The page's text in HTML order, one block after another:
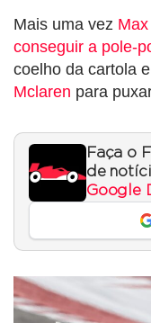
Mais uma vez
conseguir a pole-
coelho da cartola
Mclaren para
Faça o
de
Google